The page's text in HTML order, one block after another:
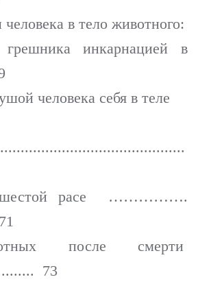
в тело животного:
инкарнацией в
человека себя в теле
шестой расе …………….
после смерти
73